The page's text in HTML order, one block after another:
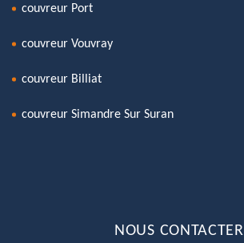
couvreur Port
couvreur Vouvray
couvreur Billiat
couvreur Simandre Sur Suran
NOUS CONTACTER